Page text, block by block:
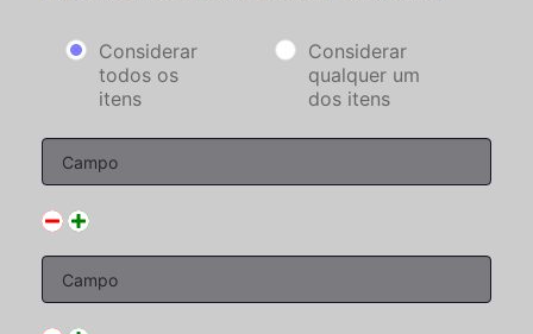
Considerar
todos os
itens
Considerar
qualquer um
dos itens